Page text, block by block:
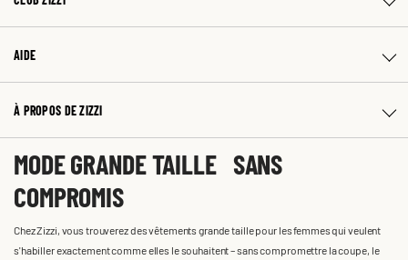
AIDE
À PROPOS DE ZIZZI
MODE GRANDE TAILLE SANS
COMPROMIS
Chez Zizzi, vous trouverez des vêtements grande taille pour les femmes qui veulent
s'habiller exactement comme elles le souhaitent – sans compromettre la coupe, le